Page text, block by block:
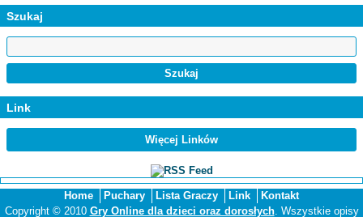
Szukaj
Link
Więcej Linków
Home Puchary Lista Graczy Link
Kontakt
Copyright © 2010 Gry Online dla dzieci oraz dorosłych. Wszystkie opisy